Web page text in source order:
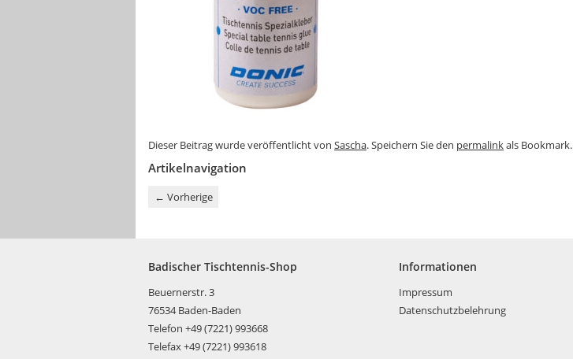
Dieser Beitrag wurde veröffentlicht von Sascha. Speichern Sie den permalinkals Bookmark.
Artikelnavigation
← Vorherige
Badischer Tischtennis-Shop
Beuernerstr. 3
76534 Baden-Baden
Telefon +49 (7221) 993668
Telefax +49 (7221) 993618
Informationen
Impressum
Datenschutzbelehrung